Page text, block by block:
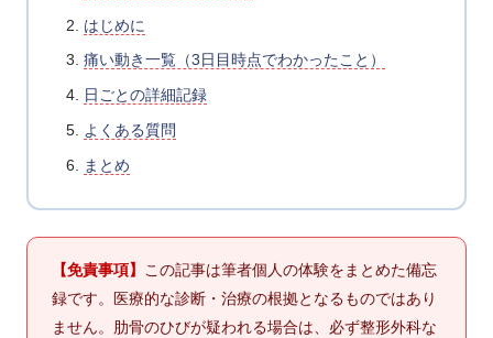
はじめに
痛い動き一覧（3日目時点でわかったこと）
日ごとの詳細記録
よくある質問
まとめ
【免責事項】 この記事は筆者個人の体験をまとめた備忘
録です。医療的な診断・治療の根拠となるものではあり
ません。肋骨のひびが疑われる場合は、必ず整形外科な